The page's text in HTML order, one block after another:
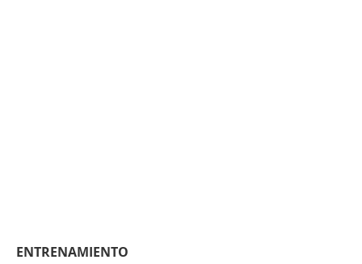
ENTRENAMIENTO